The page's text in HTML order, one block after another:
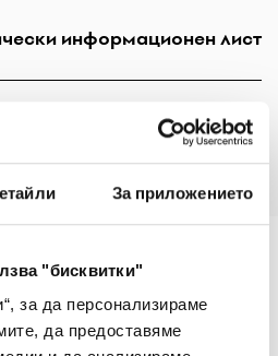
За приложението
"бисквитки"
за да персонализираме
да предоставяме
информационен лист
Лист за Безопасност
предлага отлична